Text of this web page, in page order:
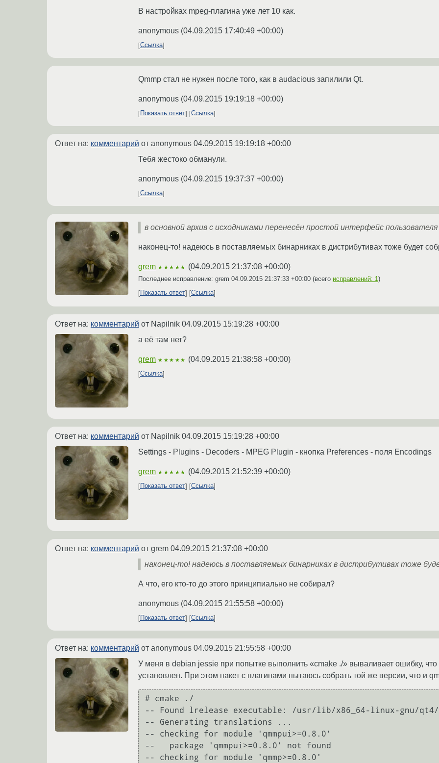
В настройках mpeg-плагина уже лет 10 как.
anonymous (04.09.2015 17:40:49 +00:00)
Ссылка
Qmmp стал не нужен после того, как в audacious запилили Qt.
anonymous (04.09.2015 19:19:18 +00:00)
Показать ответ Ссылка
Ответ на: комментарий от anonymous 04.09.2015 19:19:18 +00:00
Тебя жестоко обманули.
anonymous (04.09.2015 19:37:37 +00:00)
Ссылка
в основной архив с исходниками перенесён простой интерфейс пользователя
наконец-то! надеюсь в поставляемых бинарниках в дистрибутивах тоже будет
grem ★★★★★ (04.09.2015 21:37:08 +00:00)
Последнее исправление: grem 04.09.2015 21:37:33 +00:00 (всего исправлений: 1 )
Показать ответ
Ссылка
Ответ на: комментарий от Napilnik 04.09.2015 15:19:28 +00:00
а её там нет?
grem ★★★★★ (04.09.2015 21:38:58 +00:00)
Ссылка
Ответ на: комментарий от Napilnik 04.09.2015 15:19:28 +00:00
Settings - Plugins - Decoders - MPEG Plugin - кнопка Preferences - поля Encodings
grem ★★★★★ (04.09.2015 21:52:39 +00:00)
Показать ответ Ссылка
Ответ на: комментарий от grem 04.09.2015 21:37:08 +00:00
наконец-то! надеюсь в поставляемых бинарниках в дистрибутивах тоже
А что, его кто-то до этого принципиально не собирал?
anonymous (04.09.2015 21:55:58 +00:00)
Показать ответ Ссылка
Ответ на: комментарий от anonymous 04.09.2015 21:55:58 +00:00
У меня в debian jessie при попытке выполнить «cmake ./» вываливает ошибку, что
установлен. При этом пакет с плагинами пытаюсь собрать той же версии, что и
# cmake ./
-- Found lrelease executable: /usr/lib/x86_64-linux-gnu/
-- Generating translations ...
-- checking for module 'qmmpui>=0.8.0'
--   package 'qmmpui>=0.8.0' not found
-- checking for module 'qmmp>=0.8.0'